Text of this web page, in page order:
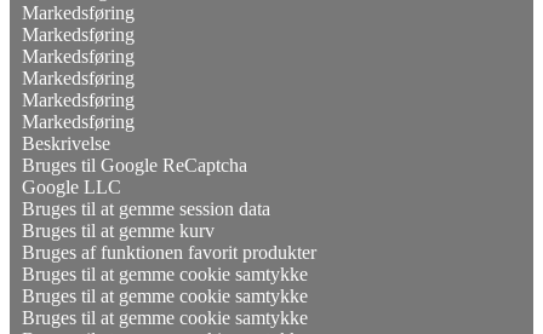
Markedsføring
Markedsføring
Markedsføring
Markedsføring
Markedsføring
Markedsføring
Beskrivelse
Bruges til Google ReCaptcha
Google LLC
Bruges til at gemme session data
Bruges til at gemme kurv
Bruges af funktionen favorit produkter
Bruges til at gemme cookie samtykke
Bruges til at gemme cookie samtykke
Bruges til at gemme cookie samtykke